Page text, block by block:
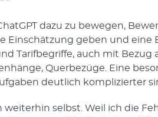
dazu zu bewegen,
Einschätzung geben und
Tarifbegriffe, auch mit Bezug
Querbezüge. Eine
deutlich komplizierter
selbst. Weil ich die